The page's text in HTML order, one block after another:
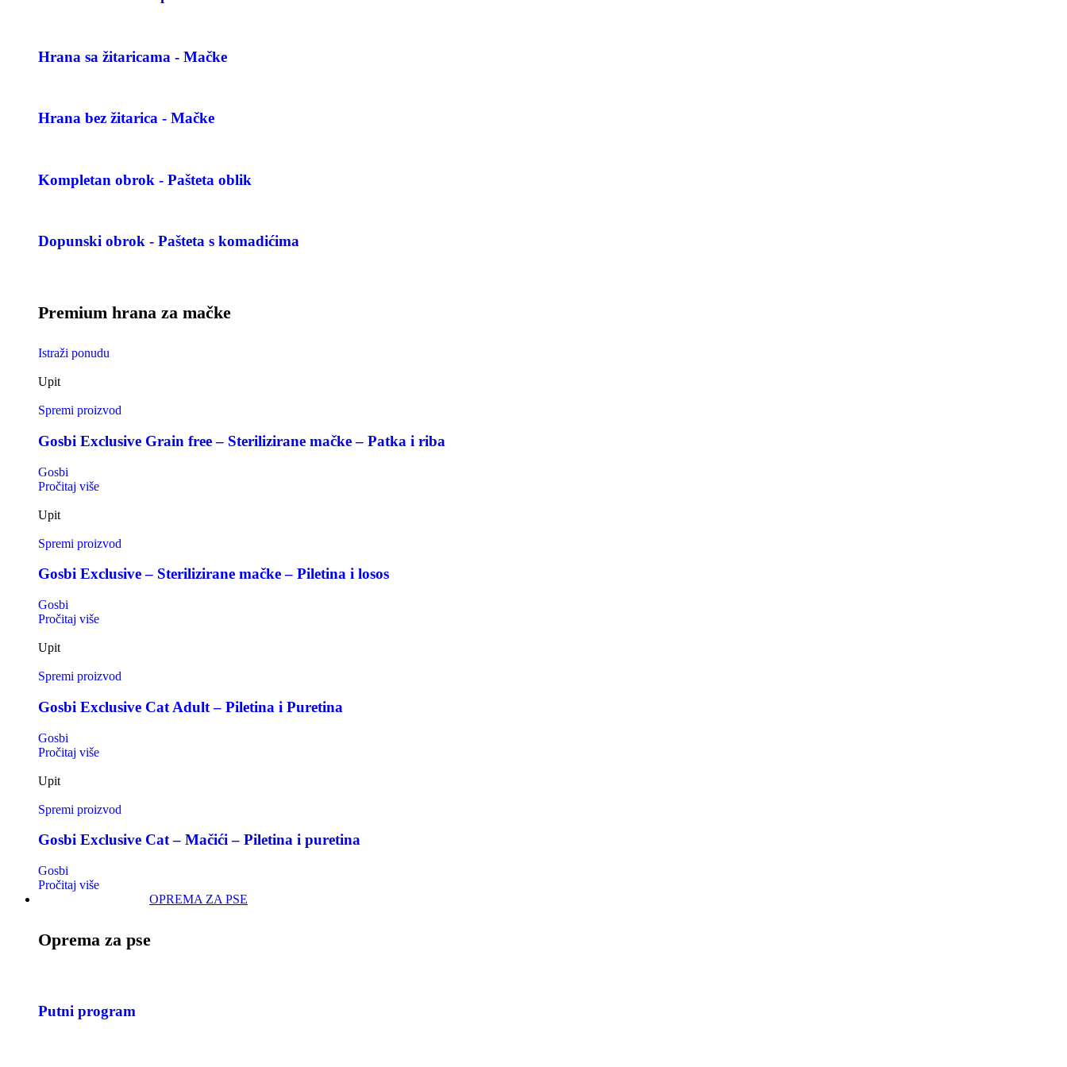
Hrana sa žitaricama - Mačke
Hrana bez žitarica - Mačke
Kompletan obrok - Pašteta oblik
Dopunski obrok - Pašteta s komadićima
Premium hrana za mačke
Istraži ponudu
Upit
Spremi proizvod
Gosbi Exclusive Grain free – Sterilizirane mačke – Patka i riba
Gosbi
Pročitaj više
Upit
Spremi proizvod
Gosbi Exclusive – Sterilizirane mačke – Piletina i losos
Gosbi
Pročitaj više
Upit
Spremi proizvod
Gosbi Exclusive Cat Adult – Piletina i Puretina
Gosbi
Pročitaj više
Upit
Spremi proizvod
Gosbi Exclusive Cat – Mačići – Piletina i puretina
Gosbi
Pročitaj više
OPREMA ZA PSE
Oprema za pse
Putni program